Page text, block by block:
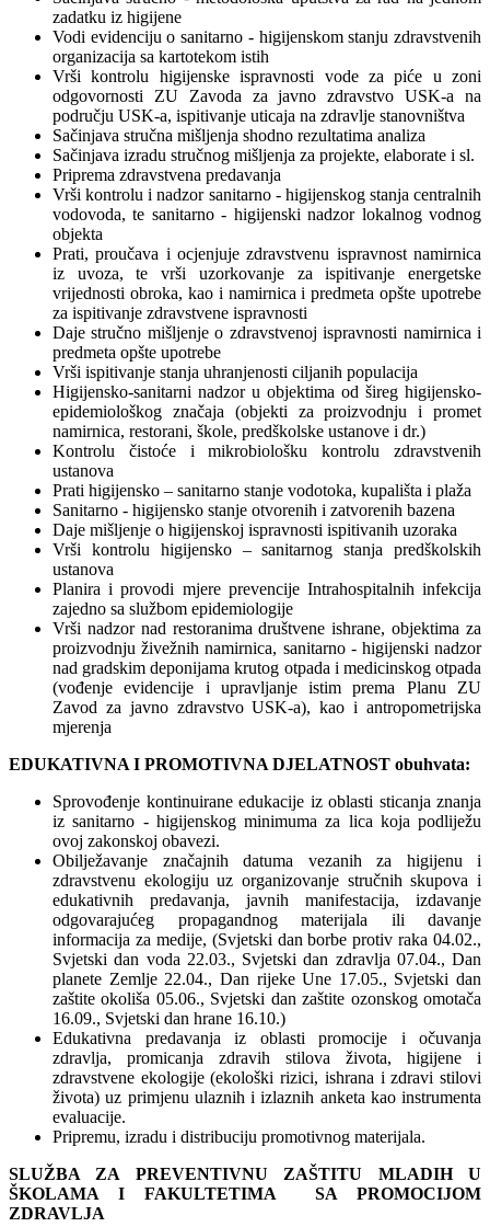
zadatku iz higijene
Vodi evidenciju o sanitarno - higijenskom stanju zdravstvenih
organizacija sa kartotekom istih
Vrši kontrolu higijenske ispravnosti vode za piće u zoni
odgovornosti ZU Zavoda za javno zdravstvo USK-a na
području USK-a, ispitivanje uticaja na zdravlje stanovništva
Sačinjava stručna mišljenja shodno rezultatima analiza
Sačinjava izradu stručnog mišljenja za projekte, elaborate i sl.
Priprema zdravstvena predavanja
Vrši kontrolu i nadzor sanitarno - higijenskog stanja centralnih
vodovoda, te sanitarno - higijenski nadzor lokalnog vodnog
objekta
Prati, proučava i ocjenjuje zdravstvenu ispravnost namirnica
iz uvoza, te vrši uzorkovanje za ispitivanje energetske
vrijednosti obroka, kao i namirnica i predmeta opšte upotrebe
za ispitivanje zdravstvene ispravnosti
Daje stručno mišljenje o zdravstvenoj ispravnosti namirnica i
predmeta opšte upotrebe
Vrši ispitivanje stanja uhranjenosti ciljanih populacija
Higijensko-sanitarni nadzor u objektima od šireg higijensko-
epidemiološkog značaja (objekti za proizvodnju i promet
namirnica, restorani, škole, predškolske ustanove i dr.)
Kontrolu čistoće i mikrobiološku kontrolu zdravstvenih
ustanova
Prati higijensko – sanitarno stanje vodotoka, kupališta i plaža
Sanitarno - higijensko stanje otvorenih i zatvorenih bazena
Daje mišljenje o higijenskoj ispravnosti ispitivanih uzoraka
Vrši kontrolu higijensko – sanitarnog stanja predškolskih
ustanova
Planira i provodi mjere prevencije Intrahospitalnih infekcija
zajedno sa službom epidemiologije
Vrši nadzor nad restoranima društvene ishrane, objektima za
proizvodnju živežnih namirnica, sanitarno - higijenski nadzor
nad gradskim deponijama krutog otpada i medicinskog otpada
(vođenje evidencije i upravljanje istim prema Planu ZU
Zavod za javno zdravstvo USK-a), kao i antropometrijska
mjerenja
EDUKATIVNA I PROMOTIVNA DJELATNOST obuhvata:
Sprovođenje kontinuirane edukacije iz oblasti sticanja znanja
iz sanitarno - higijenskog minimuma za lica koja podliježu
ovoj zakonskoj obavezi.
Obilježavanje značajnih datuma vezanih za higijenu i
zdravstvenu ekologiju uz organizovanje stručnih skupova i
edukativnih predavanja, javnih manifestacija, izdavanje
odgovarajućeg propagandnog materijala ili davanje
informacija za medije, (Svjetski dan borbe protiv raka 04.02.,
Svjetski dan voda 22.03., Svjetski dan zdravlja 07.04., Dan
planete Zemlje 22.04., Dan rijeke Une 17.05., Svjetski dan
zaštite okoliša 05.06., Svjetski dan zaštite ozonskog omotača
16.09., Svjetski dan hrane 16.10.)
Edukativna predavanja iz oblasti promocije i očuvanja
zdravlja, promicanja zdravih stilova života, higijene i
zdravstvene ekologije (ekološki rizici, ishrana i zdravi stilovi
života) uz primjenu ulaznih i izlaznih anketa kao instrumenta
evaluacije.
Pripremu, izradu i distribuciju promotivnog materijala.
SLUŽBA ZA PREVENTIVNU ZAŠTITU MLADIH U
ŠKOLAMA I FAKULTETIMA SA PROMOCIJOM
ZDRAVLJA